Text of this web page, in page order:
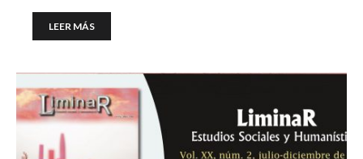
LEER MÁS